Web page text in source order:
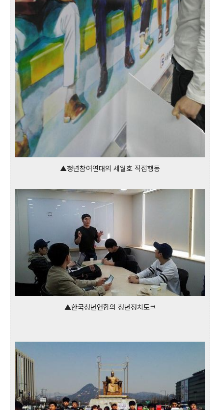
▲청년참여연대의 세월호 직접행동
▲한국청년연합의 청년정치토크